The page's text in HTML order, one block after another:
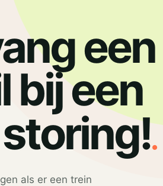
een
bij een
.
als er een trein